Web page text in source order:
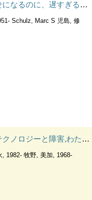
、遅すぎることはない &books
Schulz, Marc S 児島, 修
障害,わたしたちの不完全さについて
1982- 牧野, 美加, 1968-